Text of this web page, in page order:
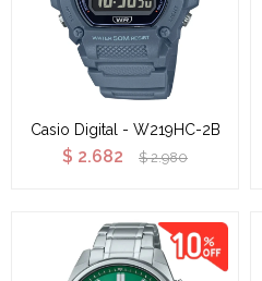
Casio Digital - W219HC-2B
$ 2.682 $ 2.980